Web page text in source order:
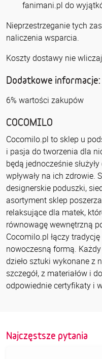
fanimani.pl do
Nieprzestrzeganie tych
naliczenia wsparcia.
Koszty dostawy nie
Dodatkowe informacje:
6% wartości zakupów
COCOMILO
Cocomilo.pl to sklep u
i pasja do tworzenia dla
będą jednocześnie
wpływały na ich zdrowie.
designerskie poduszki,
asortyment sklep
relaksujące dla matek,
równowagę wewnętrzną
Cocomilo.pl łączy
nowoczesną formą.
dzieło sztuki wykonane z
szczegół, z materiałów i
odpowiednie certyfikaty i
Najczęstsze pytania